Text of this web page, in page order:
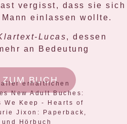
vergisst, dass sie sich
einlassen wollte.
Lucas, dessen
an Bedeutung
BUCH